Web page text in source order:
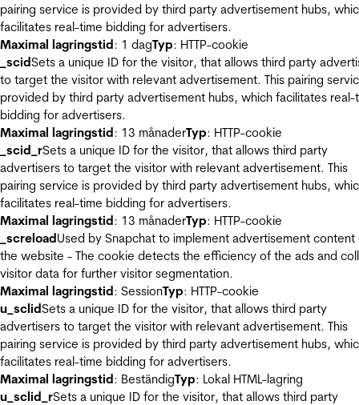
pairing service is provided by third party advertisement hubs,
facilitates real-time bidding for advertisers.
Maximal lagringstid: 1 dagTyp: HTTP-cookie
_scidSets a unique ID for the visitor, that allows third party
to target the visitor with relevant advertisement. This pairing
provided by third party advertisement hubs, which facilitates real-
bidding for advertisers.
Maximal lagringstid: 13 månaderTyp: HTTP-cookie
_scid_rSets a unique ID for the visitor, that allows third party
advertisers to target the visitor with relevant advertisement. This
pairing service is provided by third party advertisement hubs,
facilitates real-time bidding for advertisers.
Maximal lagringstid: 13 månaderTyp: HTTP-cookie
_screloadUsed by Snapchat to implement advertisement content
the website - The cookie detects the efficiency of the ads and
visitor data for further visitor segmentation.
Maximal lagringstid: SessionTyp: HTTP-cookie
u_sclidSets a unique ID for the visitor, that allows third party
advertisers to target the visitor with relevant advertisement. This
pairing service is provided by third party advertisement hubs,
facilitates real-time bidding for advertisers.
Maximal lagringstid: BeständigTyp: Lokal HTML-lagring
u_sclid_rSets a unique ID for the visitor, that allows third party